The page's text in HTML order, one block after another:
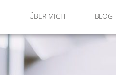
ÜBER MICH BLOG